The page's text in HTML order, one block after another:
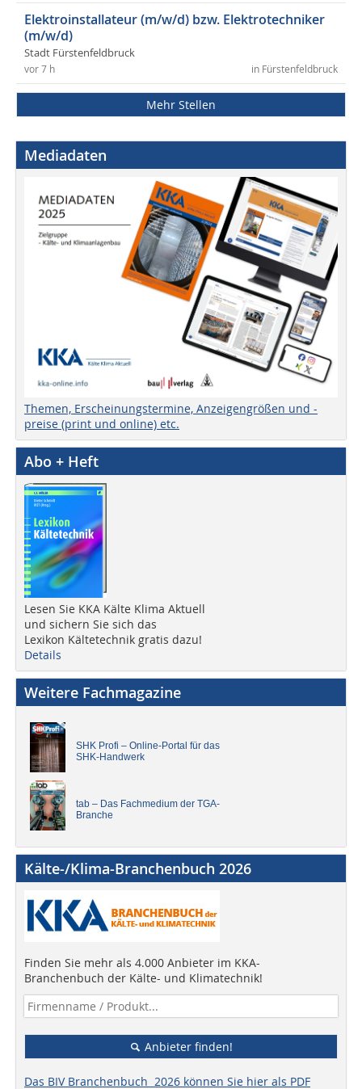
Elektroinstallateur (m/w/d) bzw. Elektrotechniker
(m/w/d)
Stadt Fürstenfeldbruck
in Fürstenfeldbruck
vor 7 h
Mehr Stellen
Mediadaten
Themen, Erscheinungstermine, Anzeigengrößen und -
preise (print und online) etc.
Abo + Heft
Lesen Sie KKA Kälte Klima Aktuell
und sichern Sie sich das
Lexikon Kältetechnik gratis dazu!
Details
Weitere Fachmagazine
SHK Profi – Online-Portal für das
SHK-Handwerk
tab – Das Fachmedium der TGA-
Branche
Kälte-/Klima-Branchenbuch 2026
Finden Sie mehr als 4.000 Anbieter im KKA-
Branchenbuch der Kälte- und Klimatechnik!
Anbieter finden!
Das BIV Branchenbuch 2026 können Sie hier als PDF